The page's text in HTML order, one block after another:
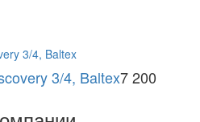
3/4, Baltex7 200